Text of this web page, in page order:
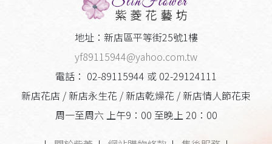
地址：新店區平等街25號1樓
yf89115944@yahoo.com.tw
電話： 02-89115944 或 02-29124111
新店花店 / 新店永生花 / 新店乾燥花 / 新店情人節花束
周一至周六 上午9：00 至晚上 20：00